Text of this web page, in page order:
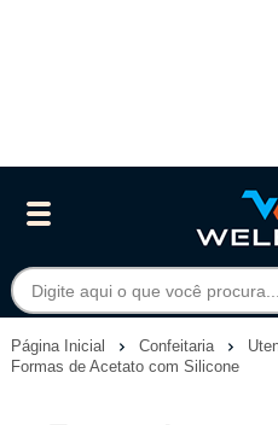
Página Inicial Confeitaria
Formas de Acetato com Silicone